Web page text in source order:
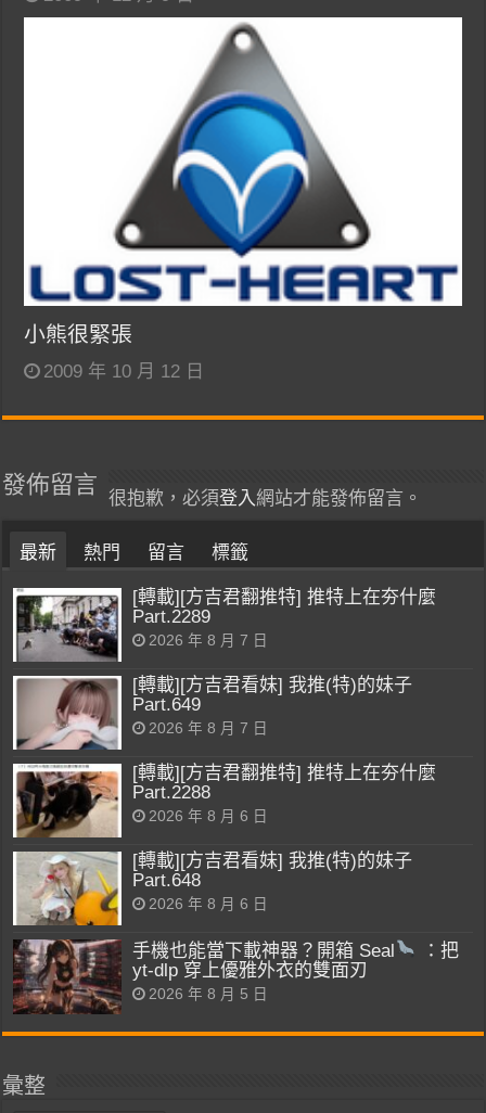
小熊很緊張
2009 年 10 月 12 日
發佈留言
很抱歉，必須登入 網站才能發佈留言。
最新 熱門 留言 標籤
[轉載][方吉君翻推特] 推特上在夯什麼
Part.2289
2026 年 8 月 7 日
[轉載][方吉君看妹] 我推(特)的妹子
Part.649
2026 年 8 月 7 日
[轉載][方吉君翻推特] 推特上在夯什麼
Part.2288
2026 年 8 月 6 日
[轉載][方吉君看妹] 我推(特)的妹子
Part.648
2026 年 8 月 6 日
手機也能當下載神器？開箱 Seal
：把
yt-dlp 穿上優雅外衣的雙面刃
2026 年 8 月 5 日
彙整